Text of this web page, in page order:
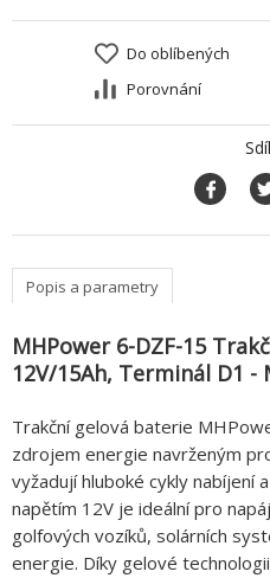
Do oblíbených
Porovnání
Popis a parametry
MHPower 6-DZF-15
12V/15Ah, Terminál D1 -
Trakční gelová baterie
zdrojem energie navrženým
vyžadují hluboké cykly nabíjení
napětím 12V je ideální pro
golfových vozíků, solárních
energie. Díky gelové